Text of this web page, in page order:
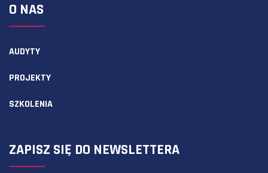
O NAS
AUDYTY
PROJEKTY
SZKOLENIA
ZAPISZ SIĘ DO NEWSLETTERA